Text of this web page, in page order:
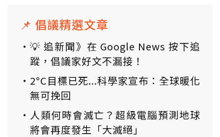
📌 倡議精選文章
💡 追新聞》在 Google News 按下追
蹤，倡議家好文不漏接！
2°C目標已死...科學家宣布：全球暖化
無可挽回
人類何時會滅亡？超級電腦預測地球
將會再度發生「大滅絕」